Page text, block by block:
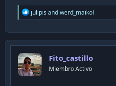
R
e
c
t
o
n
s
julipis andwerd_maikol
Fito_castillo
Miembro Activo